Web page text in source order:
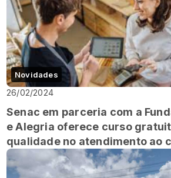
Novidades
26/02/2024
Senac em parceria com a
e Alegria oferece curso
qualidade no atendimento ao